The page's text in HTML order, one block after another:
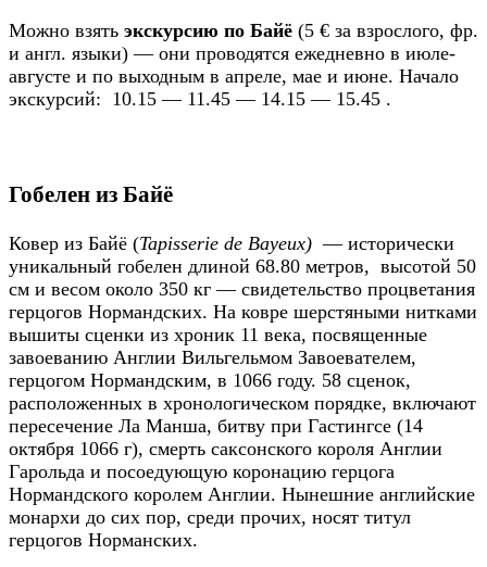
Можно взять экскурсию по Байё (5 € за взрослого, фр.
и англ. языки) — они проводятся ежедневно в июле-
августе и по выходным в апреле, мае и июне. Начало
экскурсий: 10.15 — 11.45 — 14.15 — 15.45 .
Гобелен из Байё
Ковер из Байё (Tapisserie de Bayeux) — исторически
уникальный гобелен длиной 68.80 метров, высотой 50
см и весом около 350 кг — свидетельство процветания
герцогов Нормандских. На ковре шерстяными нитками
вышиты сценки из хроник 11 века, посвященные
завоеванию Англии Вильгельмом Завоевателем,
герцогом Нормандским, в 1066 году. 58 сценок,
расположенных в хронологическом порядке, включают
пересечение Ла Манша, битву при Гастингсе (14
октября 1066 г), смерть саксонского короля Англии
Гарольда и посоедующую коронацию герцога
Нормандского королем Англии. Нынешние английские
монархи до сих пор, среди прочих, носят титул
герцогов Норманских.